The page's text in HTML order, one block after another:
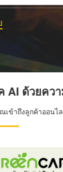
AI ด้วยคว
ข้าถึงลูกค้าออน